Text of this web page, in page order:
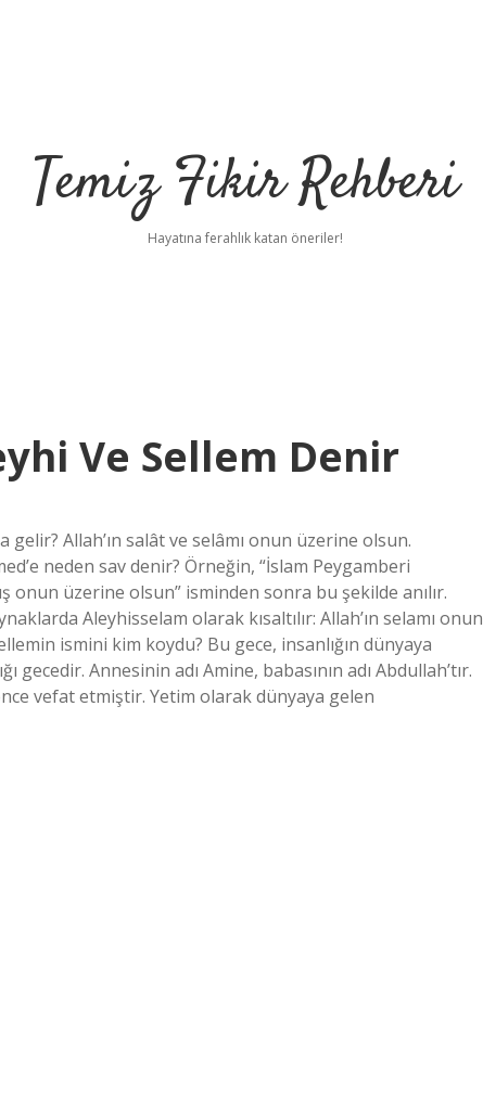
Temiz Fikir Rehberi
Hayatına ferahlık katan öneriler!
Ve Sellem Denir
Allah’ın salât ve selâmı onun üzerine olsun.
neden sav denir? Örneğin, “İslam Peygamberi
onun üzerine olsun” isminden sonra bu şekilde anılır.
Aleyhisselam olarak kısaltılır: Allah’ın selamı onun
ismini kim koydu? Bu gece, insanlığın dünyaya
Annesinin adı Amine, babasının adı Abdullah’tır.
vefat etmiştir. Yetim olarak dünyaya gelen